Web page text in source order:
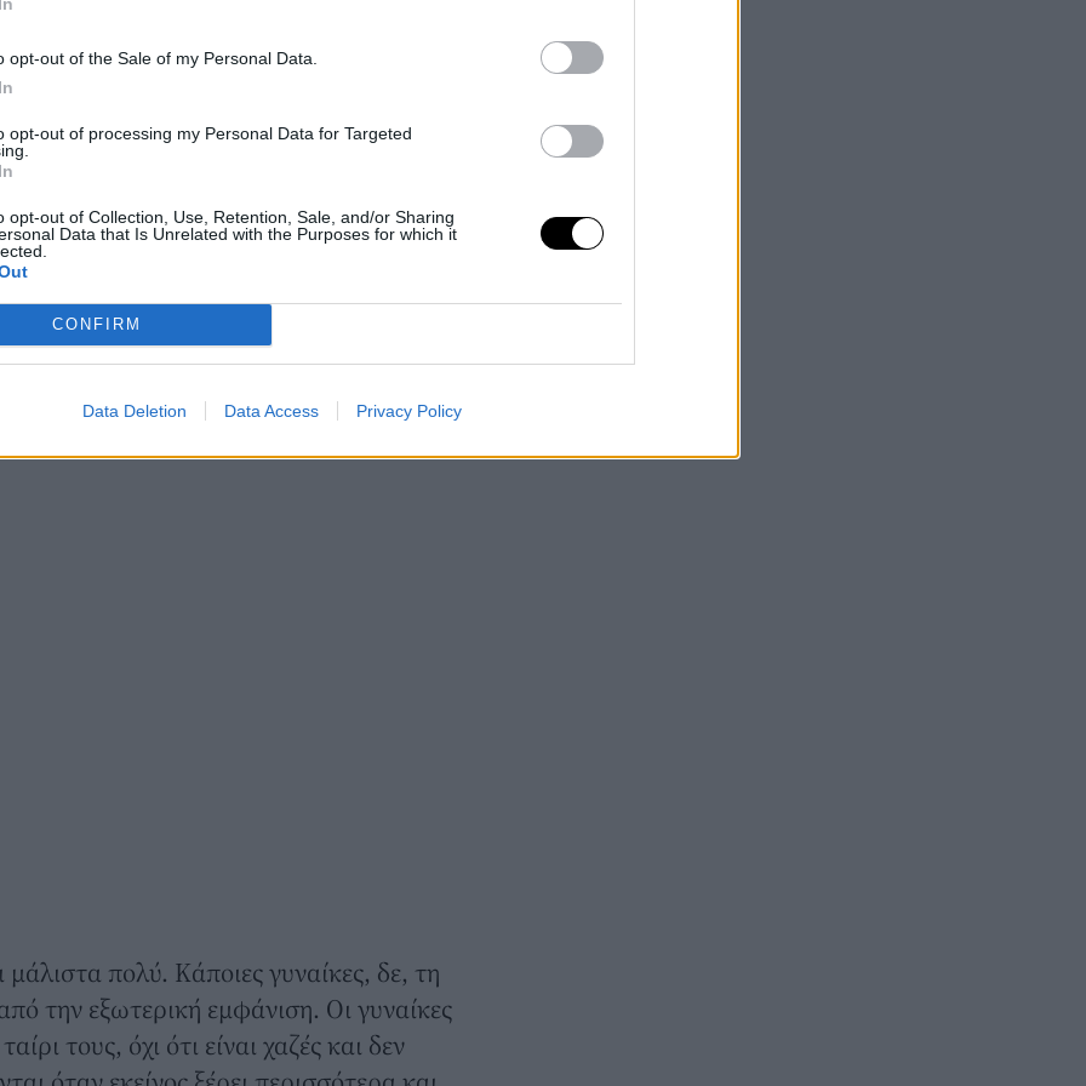
opt-out of the Sale of my Personal Data.
opt-out of processing my Personal Data for Targeted
opt-out of Collection, Use, Retention, Sale, and/or Sharing
Data that Is Unrelated with the Purposes for which it
CONFIRM
Data Deletion Data Access Privacy Policy
με επιτυχημένη σταδιοδρομία, όχι
γιατί η επιτυχία και οι φιλοδοξίες
χαρακτηριστικά όπως η δέσμευση, η
συνθέτουν την εικόνα ενός καλού
με μούτρα μέχρι το πάτωμα.
ανέκδοτο, αλλά ένας σύντροφος που τις
από τα γέλια είναι ελκυστικός και
το χιούμορ έχει ταυτιστεί με την
μάλιστα πολύ. Κάποιες γυναίκες, δε, τη
την εξωτερική εμφάνιση. Οι γυναίκες
τους, όχι ότι είναι χαζές και δεν